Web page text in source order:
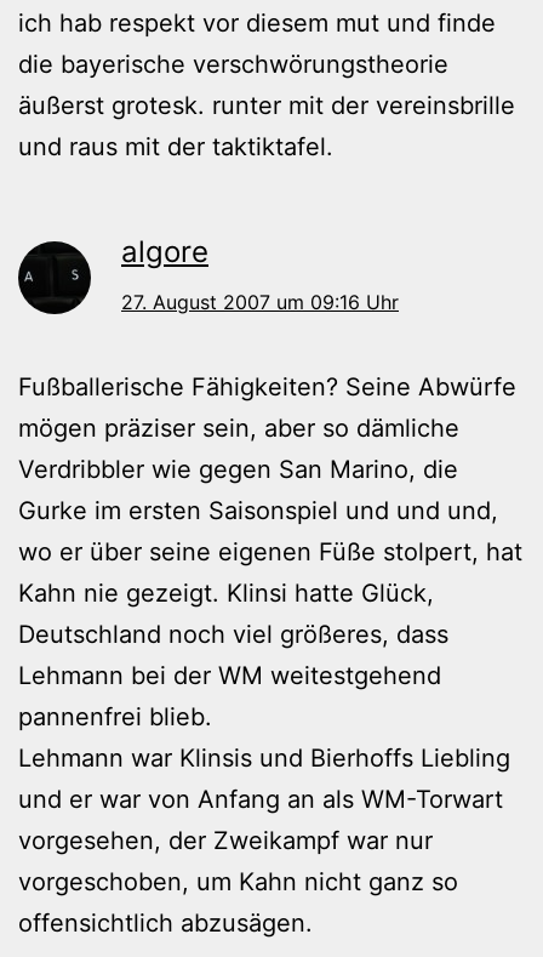
ich hab respekt vor diesem mut und finde
die bayerische verschwörungstheorie
äußerst grotesk. runter mit der vereinsbrille
und raus mit der taktiktafel.
algore
27. August 2007 um 09:16 Uhr
Fußballerische Fähigkeiten? Seine Abwürfe
mögen präziser sein, aber so dämliche
Verdribbler wie gegen San Marino, die
Gurke im ersten Saisonspiel und und und,
wo er über seine eigenen Füße stolpert, hat
Kahn nie gezeigt. Klinsi hatte Glück,
Deutschland noch viel größeres, dass
Lehmann bei der WM weitestgehend
pannenfrei blieb.
Lehmann war Klinsis und Bierhoffs Liebling
und er war von Anfang an als WM-Torwart
vorgesehen, der Zweikampf war nur
vorgeschoben, um Kahn nicht ganz so
offensichtlich abzusägen.